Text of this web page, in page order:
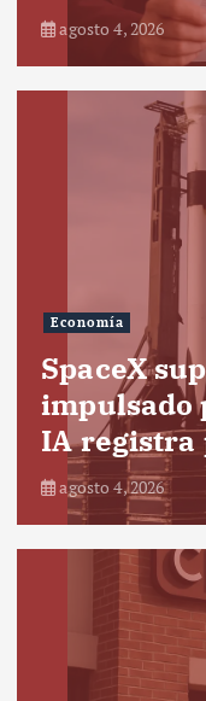
agosto 4, 2026
Economía
SpaceX
impulsado
IA registra
agosto 4, 2026